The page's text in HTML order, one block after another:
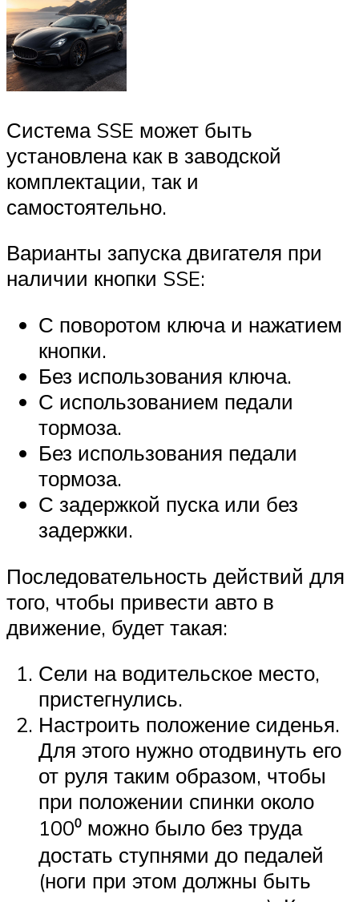
Система SSE может быть
установлена как в заводской
комплектации, так и
самостоятельно.
Варианты запуска двигателя при
наличии кнопки SSE:
С поворотом ключа и нажатием
кнопки.
Без использования ключа.
С использованием педали
тормоза.
Без использования педали
тормоза.
С задержкой пуска или без
задержки.
Последовательность действий для
того, чтобы привести авто в
движение, будет такая:
Сели на водительское место,
пристегнулись.
Настроить положение сиденья.
Для этого нужно отодвинуть его
от руля таким образом, чтобы
при положении спинки около
100⁰ можно было без труда
достать ступнями до педалей
(ноги при этом должны быть